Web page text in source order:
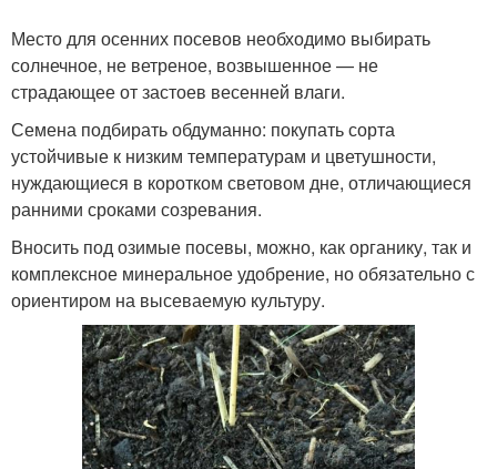
Место для осенних посевов необходимо выбирать
солнечное, не ветреное, возвышенное — не
страдающее от застоев весенней влаги.
Семена подбирать обдуманно: покупать сорта
устойчивые к низким температурам и цветушности,
нуждающиеся в коротком световом дне, отличающиеся
ранними сроками созревания.
Вносить под озимые посевы, можно, как органику, так и
комплексное минеральное удобрение, но обязательно с
ориентиром на высеваемую культуру.